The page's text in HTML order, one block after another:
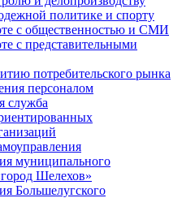
политике и спорту
с общественностью и СМИ
с представительными
потребительского рынка
персоналом
служба
муниципального
Шелехов»
Большелугского